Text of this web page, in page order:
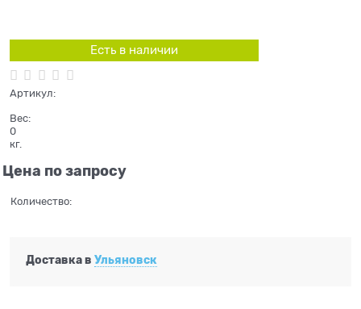
Есть в наличии
Артикул:
Вес:
0
кг.
Цена по запросу
Количество:
Доставка в Ульяновск